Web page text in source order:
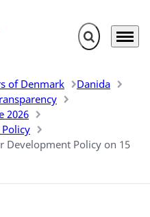
Expand search
Menu
of Denmark
Danida
2026
Development Policy on 15